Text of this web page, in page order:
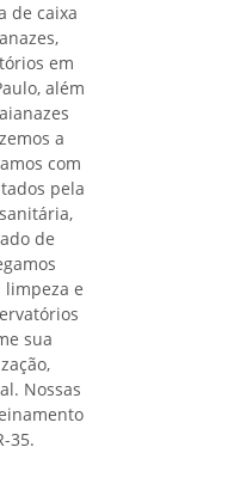
de caixa
em
além
a
com
pela
de
limpeza e
sua
Nossas
35.